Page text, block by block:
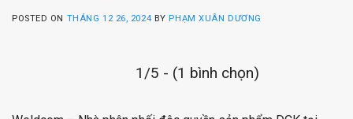
POSTED ON THÁNG 12 26, 2024 BY PHẠM XUÂN DƯƠNG
1/5 - (1 bình chọn)